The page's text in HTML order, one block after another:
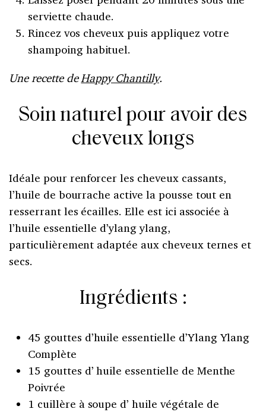
serviette chaude.
Rincez vos cheveux puis appliquez votre
shampoing habituel.
Une recette deHappy Chantilly.
Soin naturel pour avoir des
cheveux longs
Idéale pour renforcer les cheveux cassants,
l’huile de bourrache active la pousse tout en
resserrant les écailles. Elle est ici associée à
l’huile essentielle d’ylang ylang,
particulièrement adaptée aux cheveux ternes et
secs.
Ingrédients :
45 gouttes d’huile essentielle d’Ylang Ylang
Complète
15 gouttes d’ huile essentielle de Menthe
Poivrée
1 cuillère à soupe d’ huile végétale de